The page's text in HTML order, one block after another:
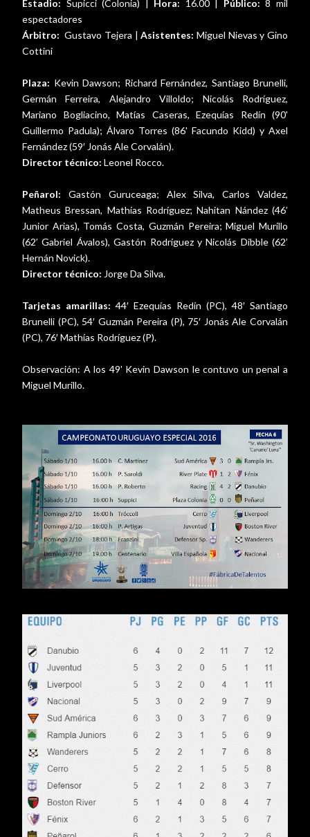
Estadio: Supicci (Colonia) | Hora: 16.00 | Público: 8 mil
espectadores
Árbitro: Gustavo Tejera |Asistentes: Miguel Nievas y Gino
Cottini
Plaza: Kevin Dawson; Richard Fernández, Santiago Brunelli,
Germán Ferreira, Alejandro Villoldo; Nicolás Rodríguez,
Mariano Bogliacino, Matías Caseras, Ezequías Redín (90'
Guillermo Padula); Álvaro Torres (86' Facundo Kidd) y Axel
Fernández (59′ Jonás Ale Corvalán).
Director técnico: Leonel Rocco.
Peñarol: Gastón Guruceaga; Alex Silva, Carlos Valdez,
Matheus Bressan, Mathías Rodríguez; Nahitan Nández (46’
Junior Arias), Tomás Costa, Guzmán Pereira; Miguel Murillo
(62’ Gabriel Ávalos), Gastón Rodríguez y Nicolás Dibble (62’
Hernán Novick).
Director técnico: Jorge Da Silva.
Tarjetas amarillas: 44′ Ezequías Redín (PC), 48′ Santiago
Brunelli (PC), 54′ Guzmán Pereira (P), 75′ Jonás Ale Corvalán
(PC), 76′ Mathías Rodríguez (P).
Observación: A los 49' Kevin Dawson le contuvo un penal a
Miguel Murillo.